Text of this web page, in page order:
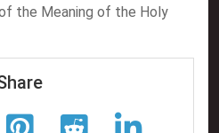
the Meaning of the Holy